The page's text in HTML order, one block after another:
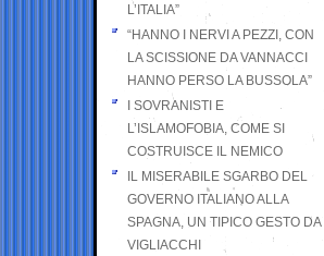
L’ITALIA”
“HANNO I NERVI A PEZZI, CON
LA SCISSIONE DA VANNACCI
HANNO PERSO LA BUSSOLA”
I SOVRANISTI E
L’ISLAMOFOBIA, COME SI
COSTRUISCE IL NEMICO
IL MISERABILE SGARBO DEL
GOVERNO ITALIANO ALLA
SPAGNA, UN TIPICO GESTO DA
VIGLIACCHI